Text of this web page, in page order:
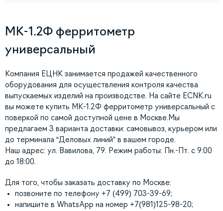
МК-1.2Ф ферритометр
универсальный
Компания ЕЦНК занимается продажей качественного
оборудования для осуществления контроля качества
выпускаемых изделий на производстве. На сайте ECNK.ru
вы можете купить МК-1.2Ф ферритометр универсальный с
поверкой по самой доступной цене в Москве.Мы
предлагаем 3 варианта доставки: самовывоз, курьером или
до терминала “Деловых линий” в вашем городе.
Наш адрес: ул. Вавилова, 79. Режим работы: Пн.-Пт. с 9:00
до 18:00.
Для того, чтобы заказать доставку по Москве:
позвоните по телефону +7 (499) 703-39-69;
напишите в WhatsApp на номер +7(981)125-98-20;